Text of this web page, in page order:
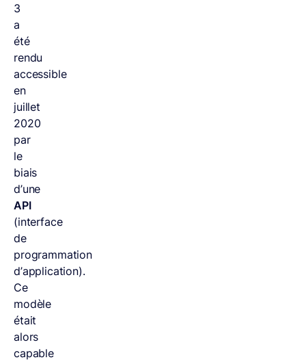
3
a
été
rendu
accessible
en
juillet
2020
par
le
biais
d’une
API
(interface
de
programmation
d’application).
Ce
modèle
était
alors
capable